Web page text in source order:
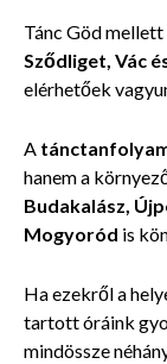
Tánc Göd
Sződliget, Vác
elérhetőek
A
hanem a
Budakalász,
Mogyoród is
Ha ezekről a
tartott óráink
mindössze